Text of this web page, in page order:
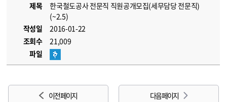
제목
한국철도공사 전문직 직원공개모집(세무담당 전문직)
(~2.5)
작성일
2016-01-22
조회수
21,009
파일
이전 페이지 다음 페이지